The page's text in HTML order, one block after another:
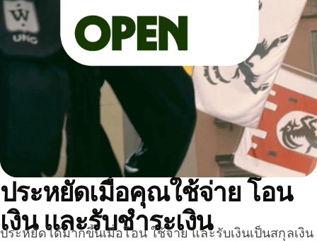
ประหยัดเมื่อคุณใช้จ่าย โอน
เงิน และรับชำระเงิน
ประหยัดได้มากขึ้นเมื่อโอน ใช้จ่าย และรับเงินเป็นสกุลเงิน